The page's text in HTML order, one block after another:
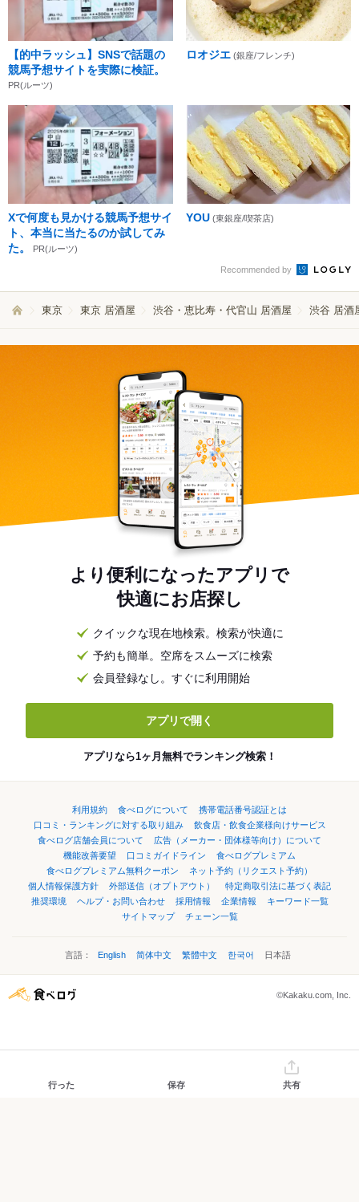
【的中ラッシュ】SNSで話題の
競馬予想サイトを実際に検証。
PR(ルーツ)
ロオジエ (銀座/フレンチ)
Xで何度も見かける競馬予想サイ
ト、本当に当たるのか試してみ
た。
PR(ルーツ)
YOU (東銀座/喫茶店)
Recommended by
東京 東京 居酒屋 渋谷・恵比寿・代官山 居酒屋 渋谷 居酒
より便利になったアプリで
快適にお店探し
クイックな現在地検索。検索が快適に
予約も簡単。空席をスムーズに検索
会員登録なし。すぐに利用開始
アプリで開く
アプリなら1ヶ月無料でランキング検索！
利用規約 食べログについて
携帯電話番号認証とは
口コミ・ランキングに対する取り組み
飲食店・飲食企業様向けサービス
食べログ店舗会員について
広告（メーカー・団体様等向け）について
機能改善要望
口コミガイドライン
食べログプレミアム
食べログプレミアム無料クーポン
ネット予約（リクエスト予約）
個人情報保護方針
外部送信（オプトアウト）
特定商取引法に基づく表記
推奨環境
ヘルプ・お問い合わせ 採用情報 企業情報
キーワード一覧
サイトマップ
チェーン一覧
言語： English 简体中文 繁體中文 한국어 日本語
©Kakaku.com, Inc.
行った 保存 共有